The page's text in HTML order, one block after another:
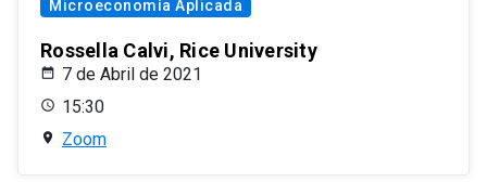
Microeconomía Aplicada
Rossella Calvi, Rice University
7 de Abril de 2021
15:30
Zoom